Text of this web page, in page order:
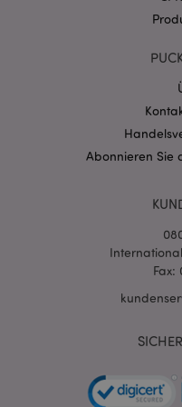
Abonnieren Sie
Fax:
invalidation